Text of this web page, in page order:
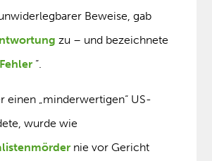
Beweise, gab
zu – und bezeichnete
Fehler “.
einen „minderwertigen“ US-
wurde wie
nie vor Gericht